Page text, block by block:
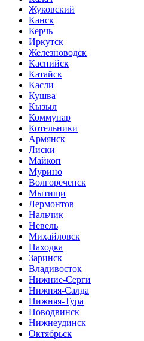
Жуковский
Канск
Керчь
Иркутск
Железноводск
Каспийск
Катайск
Касли
Кушва
Кызыл
Коммунар
Котельники
Армянск
Лиски
Майкоп
Мурино
Волгореченск
Мытищи
Лермонтов
Нальчик
Невель
Михайловск
Находка
Заринск
Владивосток
Нижние-Серги
Нижняя-Салда
Нижняя-Тура
Новодвинск
Нижнеудинск
Октябрьск